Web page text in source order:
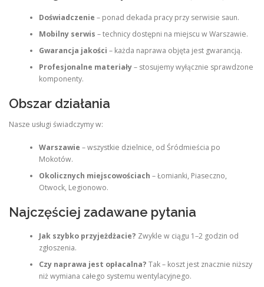
Doświadczenie – ponad dekada pracy przy serwisie saun.
Mobilny serwis – technicy dostępni na miejscu w Warszawie.
Gwarancja jakości – każda naprawa objęta jest gwarancją.
Profesjonalne materiały– stosujemy wyłącznie sprawdzone
komponenty.
Obszar działania
Nasze usługi świadczymy w:
Warszawie – wszystkie dzielnice, od Śródmieścia po
Mokotów.
Okolicznych miejscowościach – Łomianki, Piaseczno,
Otwock, Legionowo.
Najczęściej zadawane pytania
Jak szybko przyjeżdżacie? Zwykle w ciągu 1–2 godzin od
zgłoszenia.
Czy naprawa jest opłacalna? Tak – koszt jest znacznie niższy
niż wymiana całego systemu wentylacyjnego.